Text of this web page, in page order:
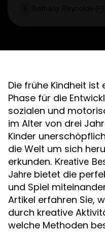
Die frühe Kindheit
Phase für die
sozialen und
im Alter von drei
Kinder
die Welt um sich
erkunden. Kreative
Jahre bietet die
und Spiel
Artikel erfahren Sie,
durch kreative
welche Methoden